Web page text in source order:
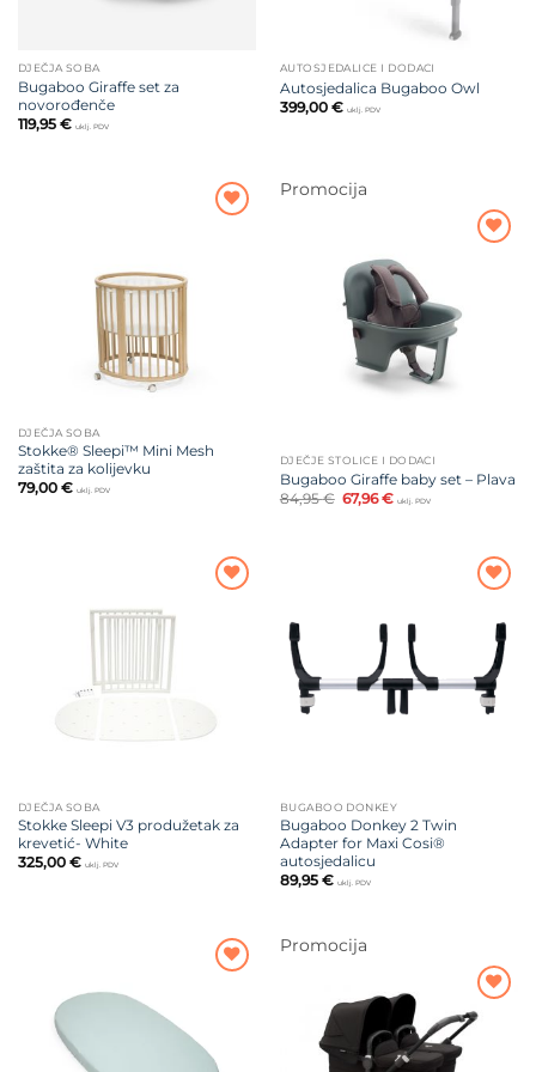
DJEČJA SOBA
Bugaboo Giraffe set za
novorođenče
119,95 € uklj. PDV
AUTOSJEDALICE I DODACI
Autosjedalica Bugaboo Owl
399,00 € uklj. PDV
DJEČJA SOBA
Stokke® Sleepi™ Mini Mesh
zaštita za kolijevku
79,00 € uklj. PDV
Promocija
DJEČJE STOLICE I DODACI
Bugaboo Giraffe baby set – Plava
84,95€ Izvorna
cijena
67,96€Trenutna
uklj. PDV
DJEČJA SOBA
Stokke Sleepi V3 produžetak za
krevetić- White
325,00 € uklj. PDV
na listu
želja
BUGABOO DONKEY
Bugaboo Donkey 2 Twin
Adapter for Maxi Cosi®
autosjedalicu
89,95 € uklj. PDV
Promocija
Dodajte
na listu